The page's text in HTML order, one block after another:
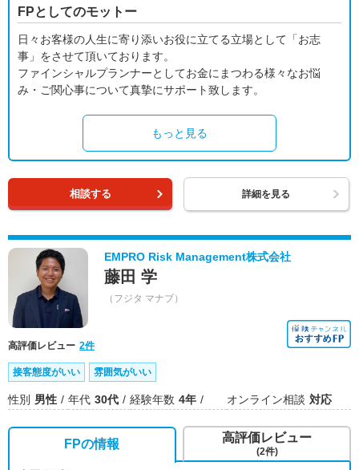
FPとしてのモットー
日々お客様の人生に寄り添いお役に立てる立場として「お志
事」をさせて頂いております。
ファインシャルプランナーとしてお金にまつわる様々なお悩
み・ご関心事について真摯にサポート致します。
もっと見る
相談する 詳細を見る
EMPRO Risk Management株式会社
藤田 学
（フジタ マナブ）
高評価レビュー 2件
接客態度がいい 雰囲気がいい
性別 男性 年代 30代 経験年数 4年 オンライン相談 対応
FPの情報 高評価レビュー
(2件)